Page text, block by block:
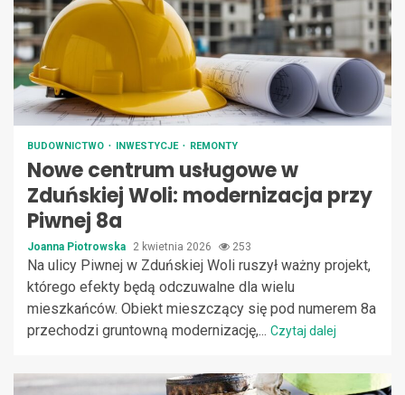
BUDOWNICTWO INWESTYCJE REMONTY
Nowe centrum usługowe w
Zduńskiej Woli: modernizacja przy
Piwnej 8a
Joanna Piotrowska 2 kwietnia 2026 253
Na ulicy Piwnej w Zduńskiej Woli ruszył ważny projekt,
którego efekty będą odczuwalne dla wielu
mieszkańców. Obiekt mieszczący się pod numerem 8a
przechodzi gruntowną modernizację,... Czytaj dalej